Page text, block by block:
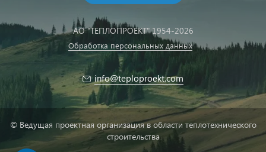
АО "ТЕПЛОПРОЕКТ" 1954-2026
Обработка персональных данных
info@teploproekt.com
© Ведущая проектная организация в области теплотехнического
строительства